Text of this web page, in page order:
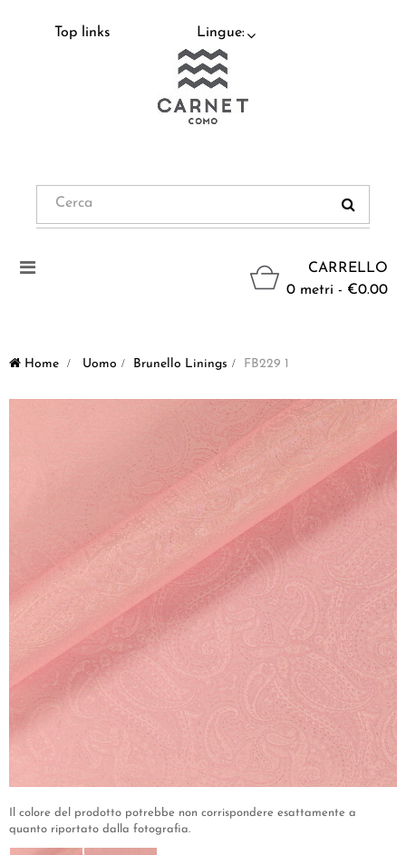
Top links Lingue:
CARRELLO
0 metri - €0.00
Navigazione
Home > Uomo > Brunello Linings > FB229 1
Il colore del prodotto potrebbe non corrispondere esattamente a
quanto riportato dalla fotografia.